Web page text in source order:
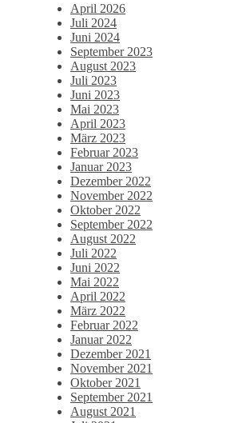
April 2026
Juli 2024
Juni 2024
September 2023
August 2023
Juli 2023
Juni 2023
Mai 2023
April 2023
März 2023
Februar 2023
Januar 2023
Dezember 2022
November 2022
Oktober 2022
September 2022
August 2022
Juli 2022
Juni 2022
Mai 2022
April 2022
März 2022
Februar 2022
Januar 2022
Dezember 2021
November 2021
Oktober 2021
September 2021
August 2021